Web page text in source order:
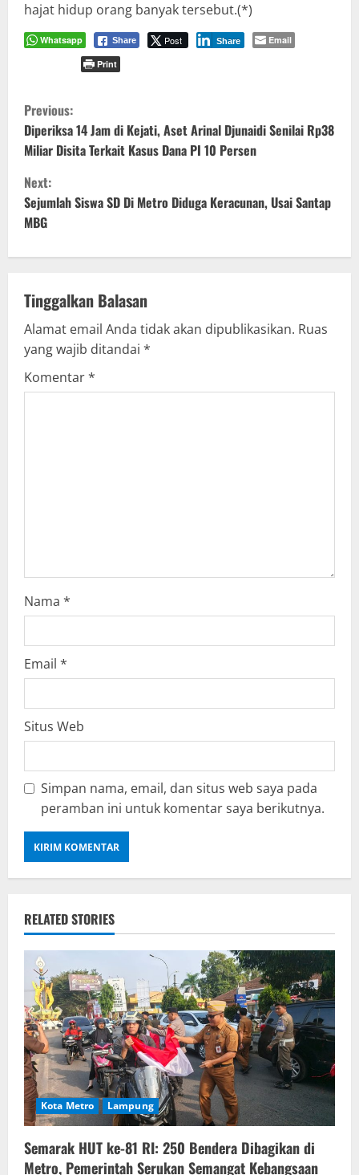
hajat hidup orang banyak tersebut.(*)
Whatsapp Share Post Share
Email
Print
C
o
n
t
i
u
e
R
g
Previous:
Diperiksa 14 Jam di Kejati, Aset Arinal Djunaidi Senilai Rp38
Miliar Disita Terkait Kasus Dana PI 10 Persen
Next:
Sejumlah Siswa SD Di Metro Diduga Keracunan, Usai Santap
MBG
Tinggalkan Balasan
Alamat email Anda tidak akan dipublikasikan. Ruas
yang wajib ditandai *
Komentar*
Nama *
Email *
Situs Web
Simpan nama, email, dan situs web saya pada
peramban ini untuk komentar saya berikutnya.
RELATED STORIES
Kota Metro Lampung
Semarak HUT ke-81 RI: 250 Bendera Dibagikan di
Metro, Pemerintah Serukan Semangat Kebangsaan